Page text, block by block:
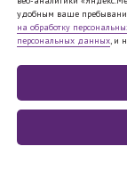
Политика обработки
данных
Согласие на
данных
удобным ваше
на обработку
персональных данных, и